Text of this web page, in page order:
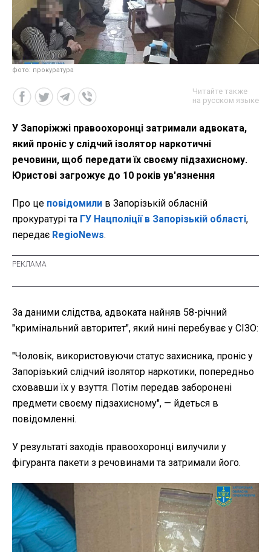
фото: прокуратура
Читайте также
на русском языке
У Запоріжжі правоохоронці затримали адвоката,
який проніс у слідчий ізолятор наркотичні
речовини, щоб передати їх своєму підзахисному.
Юристові загрожує до 10 років ув'язнення
Про це повідомили в Запорізькій обласній
прокуратурі та ГУ Нацполіції в Запорізькій області,
передає RegioNews.
За даними слідства, адвоката найняв 58-річний
"кримінальний авторитет", який нині перебуває у СІЗО:
"Чоловік, використовуючи статус захисника, проніс у
Запорізький слідчий ізолятор наркотики, попередньо
сховавши їх у взуття. Потім передав заборонені
предмети своєму підзахисному", — йдеться в
повідомленні.
У результаті заходів правоохоронці вилучили у
фігуранта пакети з речовинами та затримали його.